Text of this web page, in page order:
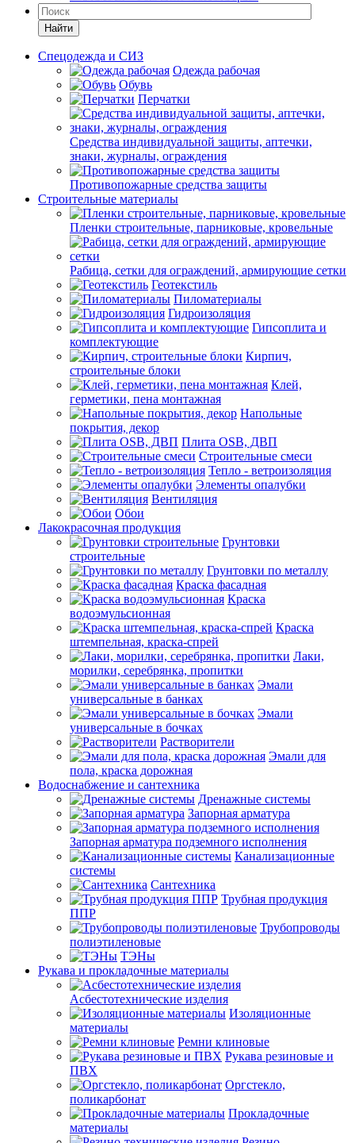
Найти
Спецодежда и СИЗ
Одежда рабочая
Обувь
Перчатки
Средства индивидуальной защиты, аптечки,
знаки, журналы, ограждения
Противопожарные средства защиты
Строительные материалы
Пленки строительные, парниковые, кровельные
Рабица, сетки для ограждений, армирующие сетки
Геотекстиль
Пиломатериалы
Гидроизоляция
Гипсоплита и
комплектующие
Кирпич,
строительные блоки
Клей,
герметики, пена монтажная
Напольные
покрытия, декор
Плита OSB, ДВП
Строительные смеси
Тепло - ветроизоляция
Элементы опалубки
Вентиляция
Обои
Лакокрасочная продукция
Грунтовки
строительные
Грунтовки по металлу
Краска фасадная
Краска
водоэмульсионная
Краска
штемпельная, краска-спрей
Лаки,
морилки, серебрянка, пропитки
Эмали
универсальные в банках
Эмали
универсальные в бочках
Растворители
Эмали для
пола, краска дорожная
Водоснабжение и сантехника
Дренажные системы
Запорная арматура
Запорная арматура подземного исполнения
Канализационные
системы
Сантехника
Трубная продукция
ППР
Трубопроводы
полиэтиленовые
ТЭНы
Рукава и прокладочные материалы
Асбестотехнические изделия
Изоляционные
материалы
Ремни клиновые
Рукава резиновые и
ПВХ
Оргстекло,
поликарбонат
Прокладочные
материалы